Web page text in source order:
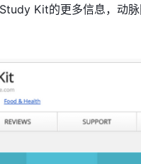
Kit的更多信息，动